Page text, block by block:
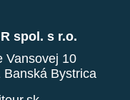
spol. s r.o.
Vansovej 10
Banská Bystrica